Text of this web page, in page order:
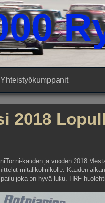
Yhteistyökumppanit
2018
kauden ja vuoden 2018
mitalikolmikolle. Kauden
joka on hyvä luku. HRF